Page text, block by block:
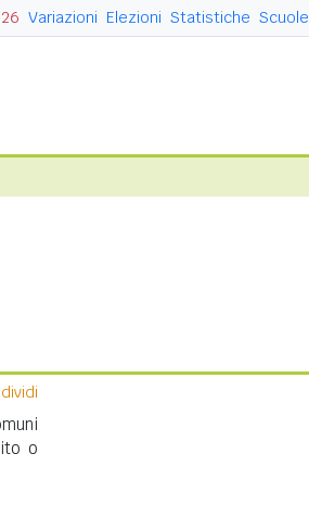
Variazioni Elezioni Statistiche Scuole
o